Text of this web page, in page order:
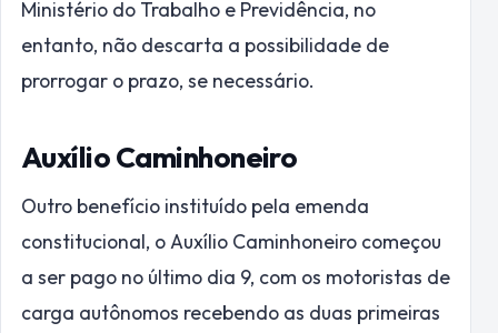
Ministério do Trabalho e Previdência, no
entanto, não descarta a possibilidade de
prorrogar o prazo, se necessário.
Auxílio Caminhoneiro
Outro benefício instituído pela emenda
constitucional, o Auxílio Caminhoneiro começou
a ser pago no último dia 9, com os motoristas de
carga autônomos recebendo as duas primeiras